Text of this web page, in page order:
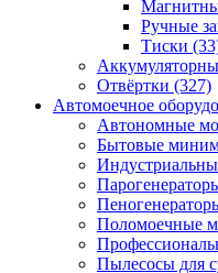
Ручные
Тиски
Отвёртки (327)
Автомоечное
Автономные
Бытовые
Поломоечные
Пылесосы для